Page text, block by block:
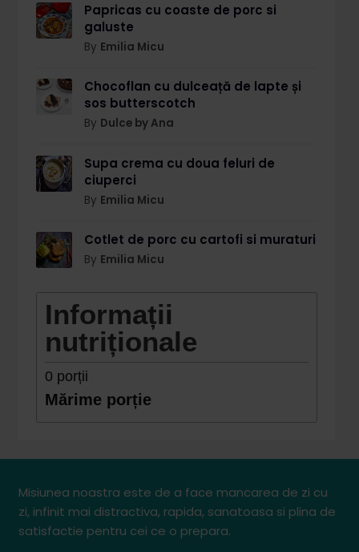
Papricas cu coaste de porc si
galuste
By Emilia Micu
Chocoflan cu dulceață de lapte și
sos butterscotch
By Dulce by Ana
Supa crema cu doua feluri de
ciuperci
By Emilia Micu
Cotlet de porc cu cartofi si muraturi
By Emilia Micu
Informații
nutriționale
0 porții
Mărime porție
Misiunea noastra este de a face mancarea de zi cu
zi, infinit mai distractiva, rapida, sanatoasa si plina de
satisfactie pentru cei ce o prepara.